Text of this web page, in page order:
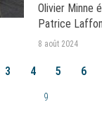
Olivier Minne
Patrice
crise
tendre
8 août 2024
3 4 5 6
9